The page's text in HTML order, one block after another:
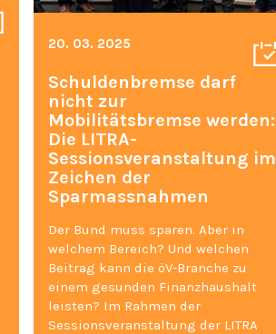
20. 03. 2025
Schuldenbremse darf
nicht zur
Mobilitätsbremse werden:
Die LITRA-
Sessionsveranstaltung im
Zeichen der
Sparmassnahmen
Der Bund muss sparen. Aber in
welchem Bereich? Und welchen
Beitrag kann die öV-Branche zu
einem gesunden Finanzhaushalt
leisten? Im Rahmen der
Sessionsveranstaltung der LITRA